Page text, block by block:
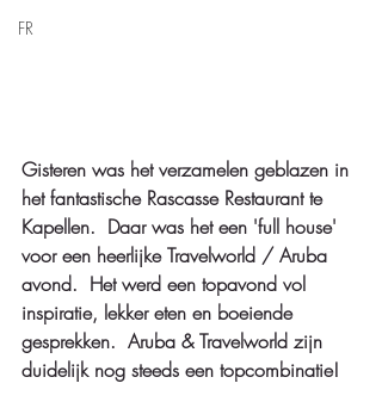
FR
Gisteren was het verzamelen geblazen in
het fantastische Rascasse Restaurant te
Kapellen.  Daar was het een 'full house'
voor een heerlijke Travelworld / Aruba
avond.  Het werd een topavond vol
inspiratie, lekker eten en boeiende
gesprekken.  Aruba & Travelworld zijn
duidelijk nog steeds een topcombinatie!